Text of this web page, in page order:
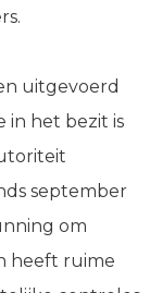
uitgevoerd
in het bezit is
september
om
heeft ruime